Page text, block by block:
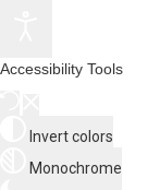
Accessibility Tools
Invert colors
Monochrome